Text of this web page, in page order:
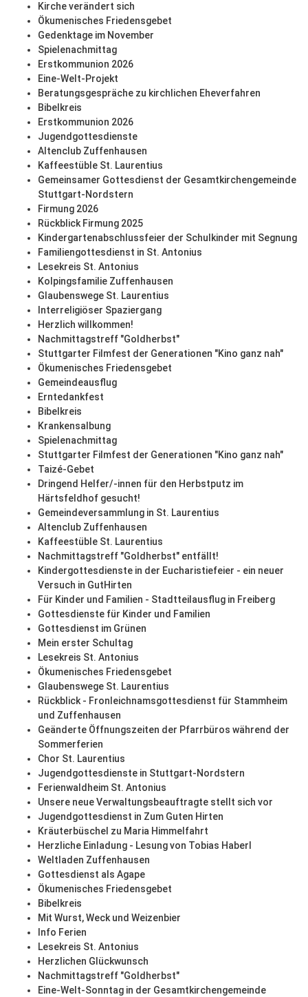
Kirche verändert sich
Ökumenisches Friedensgebet
Gedenktage im November
Spielenachmittag
Erstkommunion 2026
Eine-Welt-Projekt
Beratungsgespräche zu kirchlichen Eheverfahren
Bibelkreis
Erstkommunion 2026
Jugendgottesdienste
Altenclub Zuffenhausen
Kaffeestüble St. Laurentius
Gemeinsamer Gottesdienst der Gesamtkirchengemeinde
Stuttgart-Nordstern
Firmung 2026
Rückblick Firmung 2025
Kindergartenabschlussfeier der Schulkinder mit Segnung
Familiengottesdienst in St. Antonius
Lesekreis St. Antonius
Kolpingsfamilie Zuffenhausen
Glaubenswege St. Laurentius
Interreligiöser Spaziergang
Herzlich willkommen!
Nachmittagstreff "Goldherbst"
Stuttgarter Filmfest der Generationen "Kino ganz nah"
Ökumenisches Friedensgebet
Gemeindeausflug
Erntedankfest
Bibelkreis
Krankensalbung
Spielenachmittag
Stuttgarter Filmfest der Generationen "Kino ganz nah"
Taizé-Gebet
Dringend Helfer/-innen für den Herbstputz im
Härtsfeldhof gesucht!
Gemeindeversammlung in St. Laurentius
Altenclub Zuffenhausen
Kaffeestüble St. Laurentius
Nachmittagstreff "Goldherbst" entfällt!
Kindergottesdienste in der Eucharistiefeier - ein neuer
Versuch in GutHirten
Für Kinder und Familien - Stadtteilausflug in Freiberg
Gottesdienste für Kinder und Familien
Gottesdienst im Grünen
Mein erster Schultag
Lesekreis St. Antonius
Ökumenisches Friedensgebet
Glaubenswege St. Laurentius
Rückblick - Fronleichnamsgottesdienst für Stammheim
und Zuffenhausen
Geänderte Öffnungszeiten der Pfarrbüros während der
Sommerferien
Chor St. Laurentius
Jugendgottesdienste in Stuttgart-Nordstern
Ferienwaldheim St. Antonius
Unsere neue Verwaltungsbeauftragte stellt sich vor
Jugendgottesdienst in Zum Guten Hirten
Kräuterbüschel zu Maria Himmelfahrt
Herzliche Einladung - Lesung von Tobias Haberl
Weltladen Zuffenhausen
Gottesdienst als Agape
Ökumenisches Friedensgebet
Bibelkreis
Mit Wurst, Weck und Weizenbier
Info Ferien
Lesekreis St. Antonius
Herzlichen Glückwunsch
Nachmittagstreff "Goldherbst"
Eine-Welt-Sonntag in der Gesamtkirchengemeinde